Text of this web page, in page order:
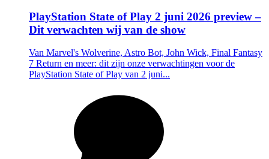
PlayStation State of Play 2 juni 2026 preview –
Dit verwachten wij van de show
Van Marvel's Wolverine, Astro Bot, John Wick, Final Fantasy
7 Return en meer: dit zijn onze verwachtingen voor de
PlayStation State of Play van 2 juni...